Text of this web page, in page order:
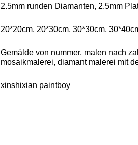
2.5mm runden Diamanten, 2.5mm
20*20cm, 20*30cm, 30*30cm,
Gemälde von nummer, malen nach
mosaikmalerei, diamant malerei mit
xinshixian paintboy